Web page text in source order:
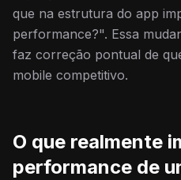
que na estrutura do app
performance?". Essa
faz correção pontual de
mobile competitivo.
O que realmente
performance de